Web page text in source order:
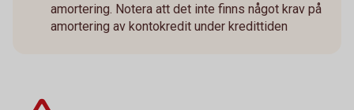
amortering. Notera att det inte finns något krav på
amortering av kontokredit under kredittiden